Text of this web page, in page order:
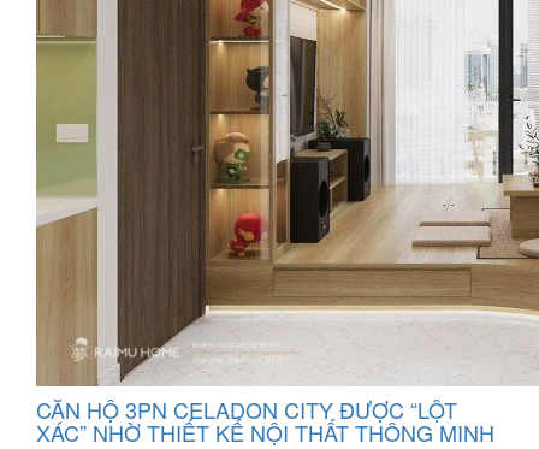
CĂN HỘ 3PN CELADON CITY ĐƯỢC “LỘT
XÁC” NHỜ THIẾT KẾ NỘI THẤT THÔNG MINH